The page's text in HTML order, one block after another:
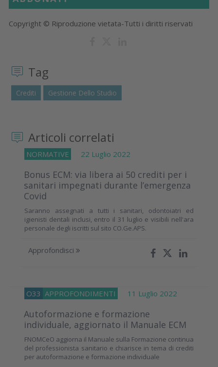
Copyright © Riproduzione vietata-Tutti i diritti riservati
Tag
Crediti Gestione Dello Studio
Articoli correlati
NORMATIVE 22 Luglio 2022
Bonus ECM: via libera ai 50 crediti per i
sanitari impegnati durante l’emergenza
Covid
Saranno assegnati a tutti i sanitari, odontoiatri ed
igienisti dentali inclusi, entro il 31 luglio e visibili nell'ara
personale degli iscritti sul sito CO.Ge.APS.
Approfondisci
O33 APPROFONDIMENTI 11 Luglio 2022
Autoformazione e formazione
individuale, aggiornato il Manuale ECM
FNOMCeO aggiorna il Manuale sulla Formazione continua
del professionista sanitario e chiarisce in tema di crediti
per autoformazione e formazione individuale